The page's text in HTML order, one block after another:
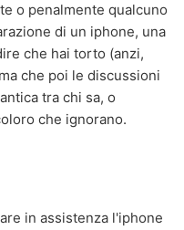
o penalmente qualcuno
di un iphone, una
che hai torto (anzi,
che poi le discussioni
tra chi sa, o
che ignorano.
in assistenza l'iphone